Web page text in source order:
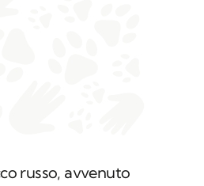
russo, avvenuto